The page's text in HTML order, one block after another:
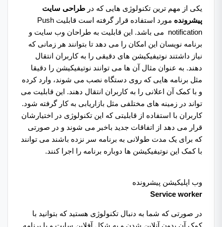
یکی از مهم ترین تکنولوژی هایی که در طراحی سایت
پیشرونده
مورد استفاده قرار گرفته است قابلیت Push
notification می باشد. این قابلیت به طراحان وب سایت و
برنامه نویسان این امکان را می ‌دهد تا بتوانند هر زمانی که
نیاز داشتند نوتیفیکیشن های دقیقی را به کاربران انتقال
دهند.‌ به عنوان مثال آن ها می توانند نوتیفیکیشن را دقیقا
مثل برنامه هایی که روی دستگاه نصب می شوند، وارد کرده
و با کمک آن اعلانی را به کاربران انتقال دهند. این قابلیت می
تواند در زمینه های مختلفی مثل بازاریابی به کار گرفته شود.
کاربران با استفاده از قابلیتی که این تکنولوژی در اختیارشان
قرار می دهد از اتفاقات جدید باخبر می شوند و در صورتی
که برای یک مدت طولانی به برنامه سر نزده باشند می توانند
با کمک این نوتیفیکیشن ها دوباره برنامه را اجرا کنند.
وب اپلیکیشن پیشرونده
Service worker
در صورتی که شما به دنبال تکنولوژی هستید که بتوانید با
کمک آن بدون آنلاین شدن و به شکل آفلاین سایت و یا برنامه